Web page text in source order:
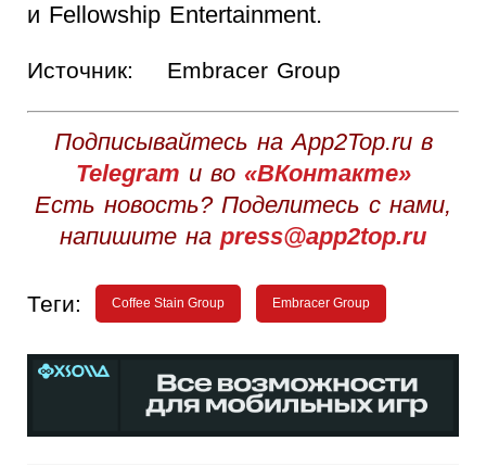
и Fellowship Entertainment.
Источник: Embracer Group
Подписывайтесь на App2Top.ru в
Telegram и во «ВКонтакте»
Есть новость? Поделитесь с нами,
напишите на press@app2top.ru
Теги: Coffee Stain Group Embracer Group